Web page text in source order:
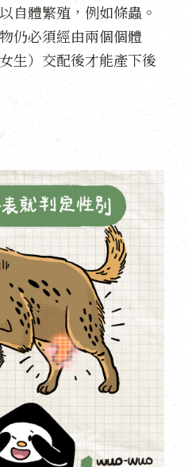
自體繁殖，例如條蟲。
仍必須經由兩個個體
生）交配後才能產下後